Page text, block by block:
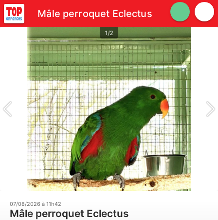
Mâle perroquet Eclectus
1/2
07/08/2026 à 11h42
Mâle perroquet Eclectus